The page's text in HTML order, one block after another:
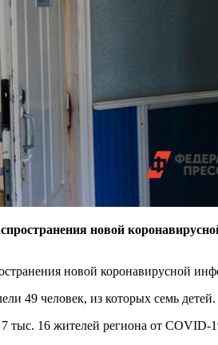
новой
новой коронавирусной
49 человек, из которых семь
7 тыс. 16 жителей региона от